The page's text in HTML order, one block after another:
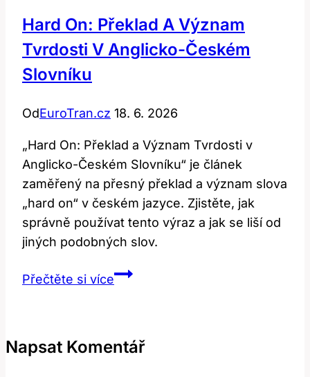
Hard On: Překlad A Význam
Tvrdosti V Anglicko-Českém
Slovníku
OdEuroTran.cz 18. 6. 2026
„Hard On: Překlad a Význam Tvrdosti v
Anglicko-Českém Slovníku“ je článek
zaměřený na přesný překlad a význam slova
„hard on“ v českém jazyce. Zjistěte, jak
správně používat tento výraz a jak se liší od
jiných podobných slov.
Přečtěte si víceHard
význam
Napsat Komentář